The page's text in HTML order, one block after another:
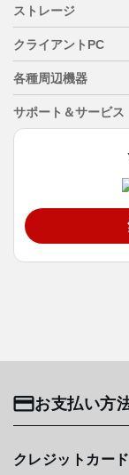
ストレージ
クライアントPC
各種周辺機器
サポート＆サービス
お支払い方
クレジットカード